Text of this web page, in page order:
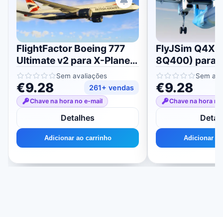
FlightFactor Boeing 777
Ultimate v2 para X-Plane
11/12
Sem avaliações
€9.28 261+ vendas
Chave na hora no e-mail
Detalhes
Adicionar ao carrinho
FlyJSim
8Q400) para
11/12
Sem
€9.28
Chave na hora
Adicionar